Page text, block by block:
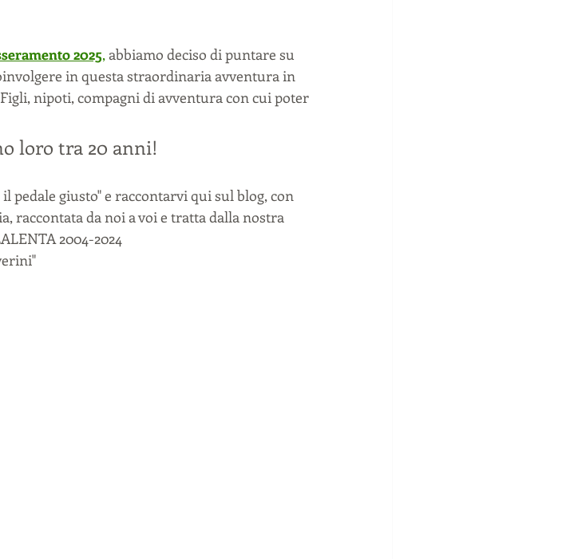
2025, abbiamo deciso di puntare su
in questa straordinaria avventura in
nipoti, compagni di avventura con cui poter
loro tra 20 anni!
giusto" e raccontarvi qui sul blog, con
raccontata da noi a voi e tratta dalla nostra
2004-2024